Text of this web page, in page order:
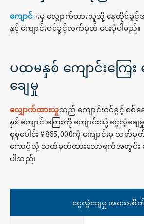
ကျောင်းမှ လျှောက်ထားသူသို့ နေထိုင်
နှင့် ကျောင်းဝင်ခွင့်လက်မှတ် ပေးပို့ပါမည်။
ပထမနှစ် ကျောင်းကြေ
ချေမှု
လျှောက်ထားသူသည် ကျောင်းဝင်ခွင့် စစ်
နှစ် ကျောင်းကြေးကို ကျောင်းသို့ ငွေလွှဲချ
စုစုပေါင်း ¥865,000ကို ကျောင်းမှ သ
ကောင့်သို့ သတ်မှတ်ထားသောရက်အတွင်း
ပါသည်။
ငွေလွှဲချေမှု အသေးစိ